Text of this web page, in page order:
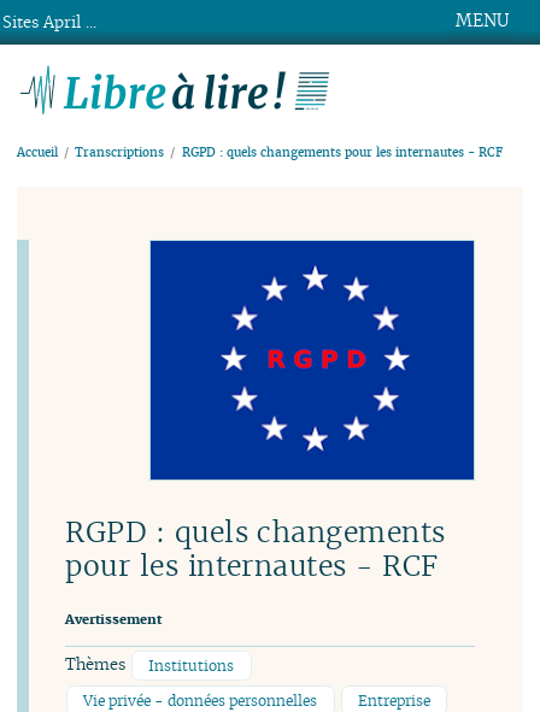
MENU
Accueil Transcriptions RGPD : quels changements pour les internautes - RCF
RGPD : quels changements
pour les internautes - RCF
Avertissement
Thèmes
Institutions
Vie privée - données personnelles
Entreprise
Sites April ...